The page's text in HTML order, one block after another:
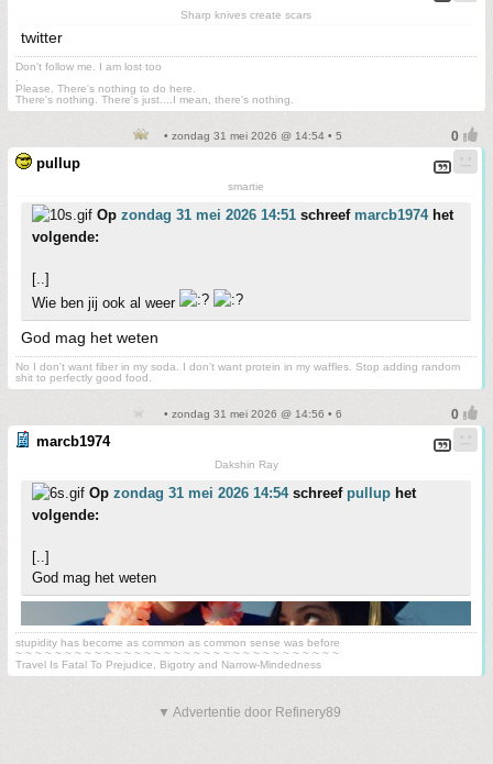
Sharp knives create scars
twitter
Don't follow me. I am lost too
.
Please. There's nothing to do here.
There's nothing. There's just....I mean, there's nothing.
• zondag 31 mei 2026 @ 14:54 • 5
pullup
smartie
Op zondag 31 mei 2026 14:51 schreef marcb1974het
volgende:
[..]
Wie ben jij ook al weer
God mag het weten
No I don't want fiber in my soda. I don't want protein in my waffles. Stop adding random
shit to perfectly good food.
• zondag 31 mei 2026 @ 14:56 • 6
marcb1974
Dakshin Ray
Op zondag 31 mei 2026 14:54schreef pullup het
volgende:
[..]
God mag het weten
stupidity has become as common as common sense was before
~ ~ ~ ~ ~ ~ ~ ~ ~ ~ ~ ~ ~ ~ ~ ~ ~ ~ ~ ~ ~ ~ ~ ~ ~ ~ ~ ~ ~ ~ ~ ~ ~
Travel Is Fatal To Prejudice, Bigotry and Narrow-Mindedness
▼ Advertentie door Refinery89